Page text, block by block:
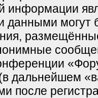
информации
данными могут
дальнейшем
после